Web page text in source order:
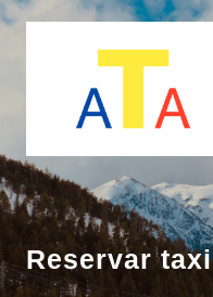
Reservar taxi